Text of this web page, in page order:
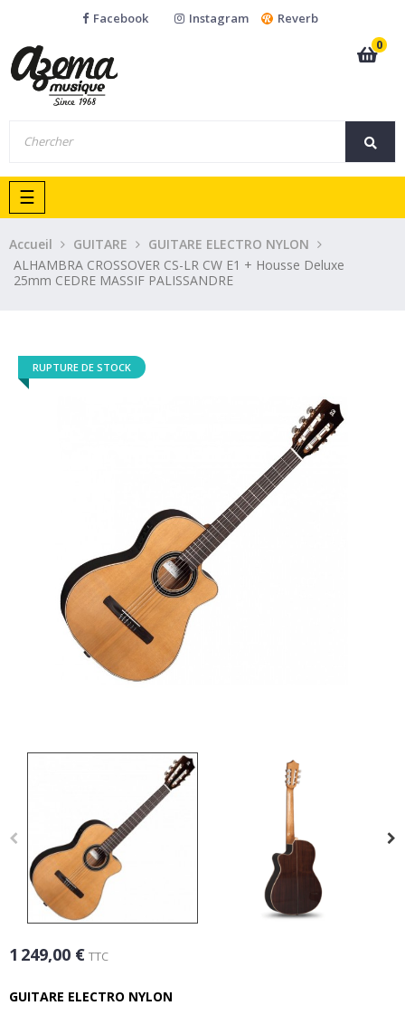
Facebook Instagram
Reverb
0
Basculer
la
navigation
☰
Accueil GUITARE
GUITARE ELECTRO NYLON
ALHAMBRA CROSSOVER CS-LR CW E1 + Housse Deluxe
25mm CEDRE MASSIF PALISSANDRE
RUPTURE DE STOCK
1 249,00 € TTC
GUITARE ELECTRO NYLON